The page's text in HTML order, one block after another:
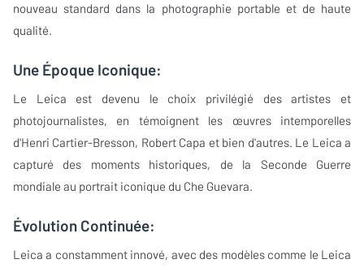
nouveau standard dans la photographie portable et de haute
qualité.
Une Époque Iconique:
Le Leica est devenu le choix privilégié des artistes et
photojournalistes, en témoignent les œuvres intemporelles
d'Henri Cartier-Bresson, Robert Capa et bien d'autres. Le Leica a
capturé des moments historiques, de la Seconde Guerre
mondiale au portrait iconique du Che Guevara.
Évolution Continuée:
Leica a constamment innové, avec des modèles comme le Leica